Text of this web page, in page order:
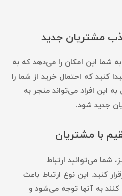
مشتریان جدید
به شما این امکان را می‌دهد که به
کنید که احتمال خرید از شما را
به این افراد می‌تواند منجر به
جدید شود.
با مشتریان
شما می‌توانید ارتباط
کنید. این نوع ارتباط باعث
به آنها توجه می‌شود و